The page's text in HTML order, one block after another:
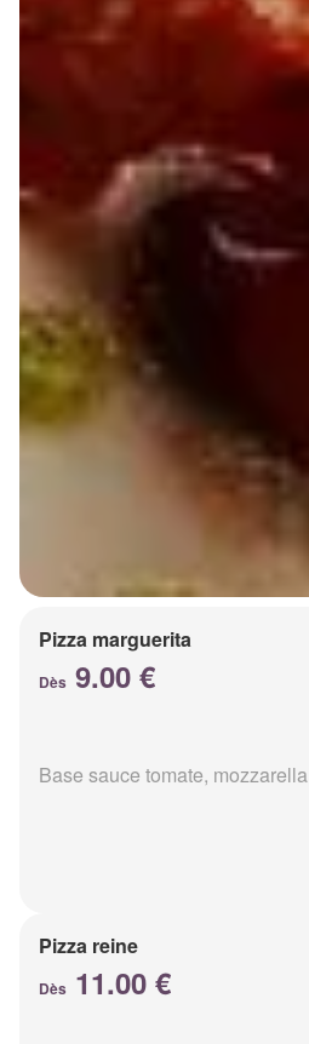
Pizza marguerita
Dès 9.00 €
Base sauce tomate, mozzarella
Pizza reine
Dès 11.00 €